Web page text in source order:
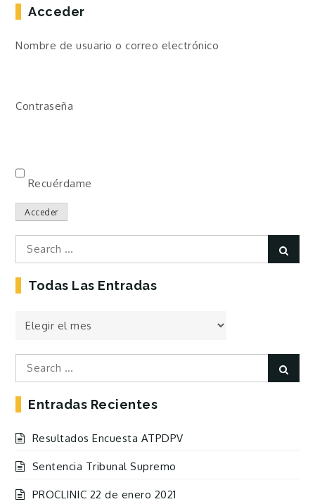
Acceder
Nombre de usuario o correo electrónico
Contraseña
Recuérdame
Acceder
Search
for:
Todas Las Entradas
Todas
Entradas
Search
for:
Entradas Recientes
Resultados Encuesta ATPDPV
Sentencia Tribunal Supremo
PROCLINIC 22 de enero 2021